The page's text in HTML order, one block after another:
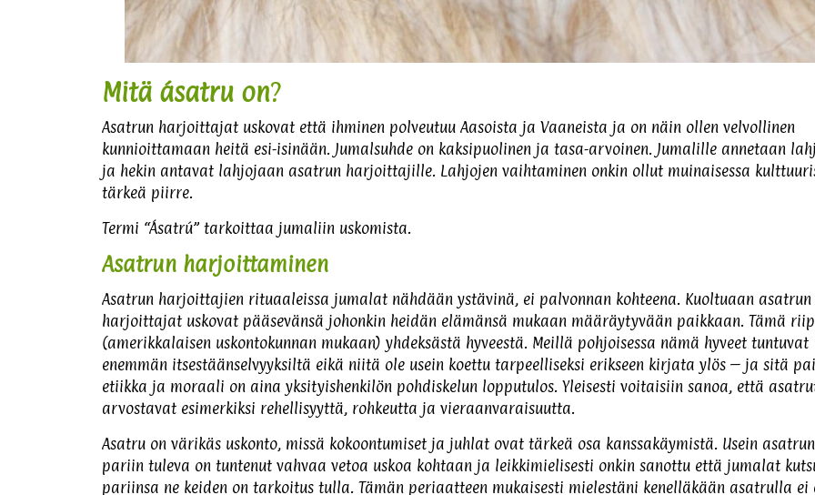
Mitä ásatru on?
Asatrun harjoittajat uskovat että ihminen polveutuu Aasoista ja Vaaneista ja on näin ollen velvollinen
kunnioittamaan heitä esi-isinään. Jumalsuhde on kaksipuolinen ja tasa-arvoinen. Jumalille annetaan
ja hekin antavat lahjojaan asatrun harjoittajille. Lahjojen vaihtaminen onkin ollut muinaisessa
tärkeä piirre.
Termi “Ásatrú” tarkoittaa jumaliin uskomista.
Asatrun harjoittaminen
Asatrun harjoittajien rituaaleissa jumalat nähdään ystävinä, ei palvonnan kohteena. Kuoltuaan asatrun
harjoittajat uskovat pääsevänsä johonkin heidän elämänsä mukaan määräytyvään paikkaan. Tämä
(amerikkalaisen uskontokunnan mukaan) yhdeksästä hyveestä. Meillä pohjoisessa nämä hyveet tuntuvat
enemmän itsestäänselvyyksiltä eikä niitä ole usein koettu tarpeelliseksi erikseen kirjata ylös – ja sitä
etiikka ja moraali on aina yksityishenkilön pohdiskelun lopputulos. Yleisesti voitaisiin sanoa, että
arvostavat esimerkiksi rehellisyyttä, rohkeutta ja vieraanvaraisuutta.
Asatru on värikäs uskonto, missä kokoontumiset ja juhlat ovat tärkeä osa kanssakäymistä. Usein asatrun
pariin tuleva on tuntenut vahvaa vetoa uskoa kohtaan ja leikkimielisesti onkin sanottu että jumalat
pariinsa ne keiden on tarkoitus tulla. Tämän periaatteen mukaisesti mielestäni kenelläkään asatrulla ei